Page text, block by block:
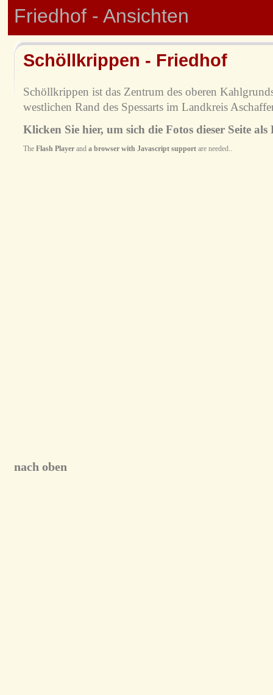
Friedhof - Ansichten
Schöllkrippen - Friedhof
Schöllkrippen ist das Zentrum des oberen
westlichen Rand des Spessarts im Landkreis
Klicken Sie hier, um sich die Fotos dieser Seite als
The Flash Playerand a browser with Javascript supportare needed..
nach oben